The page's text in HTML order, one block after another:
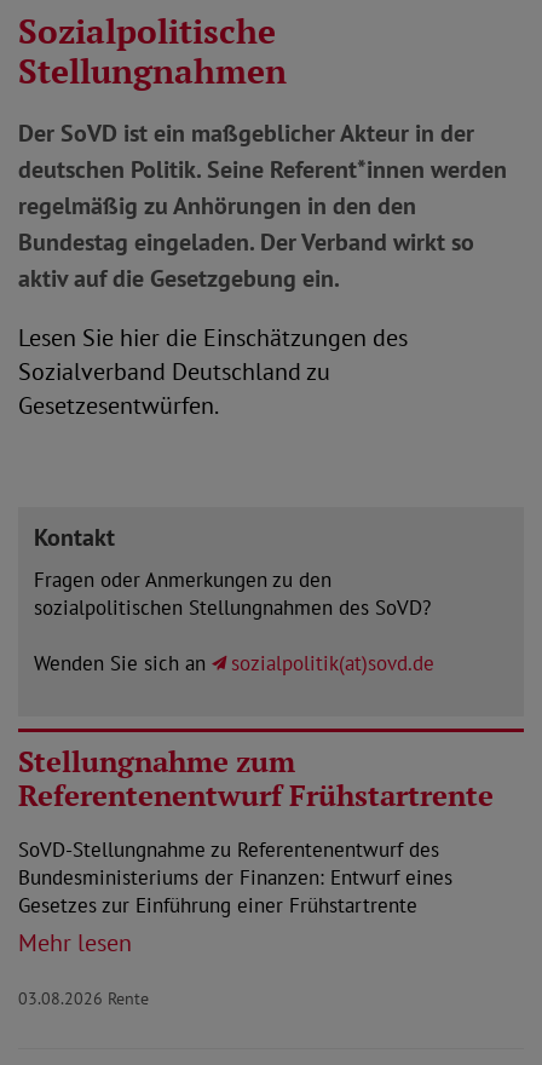
Sozialpolitische
Stellungnahmen
Der SoVD ist ein maßgeblicher Akteur in der
deutschen Politik. Seine Referent*innen werden
regelmäßig zu Anhörungen in den den
Bundestag eingeladen. Der Verband wirkt so
aktiv auf die Gesetzgebung ein.
Lesen Sie hier die Einschätzungen des
Sozialverband Deutschland zu
Gesetzesentwürfen.
Stellungnahme zum
Referentenentwurf Frühstartrente
SoVD-Stellungnahme zu Referentenentwurf des
Bundesministeriums der Finanzen: Entwurf eines
Gesetzes zur Einführung einer Frühstartrente
Mehr lesen
03.08.2026 Rente
Kontakt
Fragen oder Anmerkungen zu den
sozialpolitischen Stellungnahmen des SoVD?
Wenden Sie sich an sozialpolitik(at)sovd.de